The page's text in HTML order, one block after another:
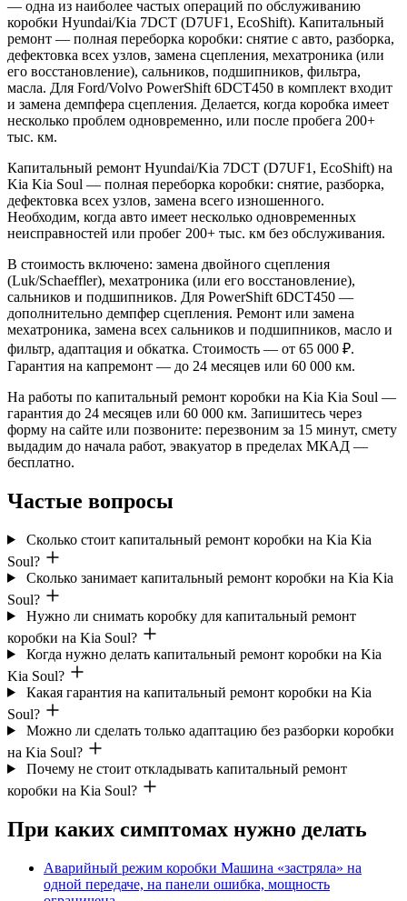
— одна из наиболее частых операций по обслуживанию
коробки Hyundai/Kia 7DCT (D7UF1, EcoShift). Капитальный
ремонт — полная переборка коробки: снятие с авто, разборка,
дефектовка всех узлов, замена сцепления, мехатроника (или
его восстановление), сальников, подшипников, фильтра,
масла. Для Ford/Volvo PowerShift 6DCT450 в комплект входит
и замена демпфера сцепления. Делается, когда коробка имеет
несколько проблем одновременно, или после пробега 200+
тыс. км.
Капитальный ремонт Hyundai/Kia 7DCT (D7UF1, EcoShift) на
Kia Kia Soul — полная переборка коробки: снятие, разборка,
дефектовка всех узлов, замена всего изношенного.
Необходим, когда авто имеет несколько одновременных
неисправностей или пробег 200+ тыс. км без обслуживания.
В стоимость включено: замена двойного сцепления
(Luk/Schaeffler), мехатроника (или его восстановление),
сальников и подшипников. Для PowerShift 6DCT450 —
дополнительно демпфер сцепления. Ремонт или замена
мехатроника, замена всех сальников и подшипников, масло и
фильтр, адаптация и обкатка. Стоимость — от 65 000 ₽.
Гарантия на капремонт — до 24 месяцев или 60 000 км.
На работы по капитальный ремонт коробки на Kia Kia Soul —
гарантия до 24 месяцев или 60 000 км. Запишитесь через
форму на сайте или позвоните: перезвоним за 15 минут, смету
выдадим до начала работ, эвакуатор в пределах МКАД —
бесплатно.
Частые вопросы
Сколько стоит капитальный ремонт коробки на Kia Kia
Soul?
Сколько занимает капитальный ремонт коробки на Kia Kia
Soul?
Нужно ли снимать коробку для капитальный ремонт
коробки на Kia Soul?
Когда нужно делать капитальный ремонт коробки на Kia
Kia Soul?
Какая гарантия на капитальный ремонт коробки на Kia
Soul?
Можно ли сделать только адаптацию без разборки коробки
на Kia Soul?
Почему не стоит откладывать капитальный ремонт
коробки на Kia Soul?
При каких симптомах нужно делать
Аварийный режим коробки Машина «застряла» на
одной передаче, на панели ошибка, мощность